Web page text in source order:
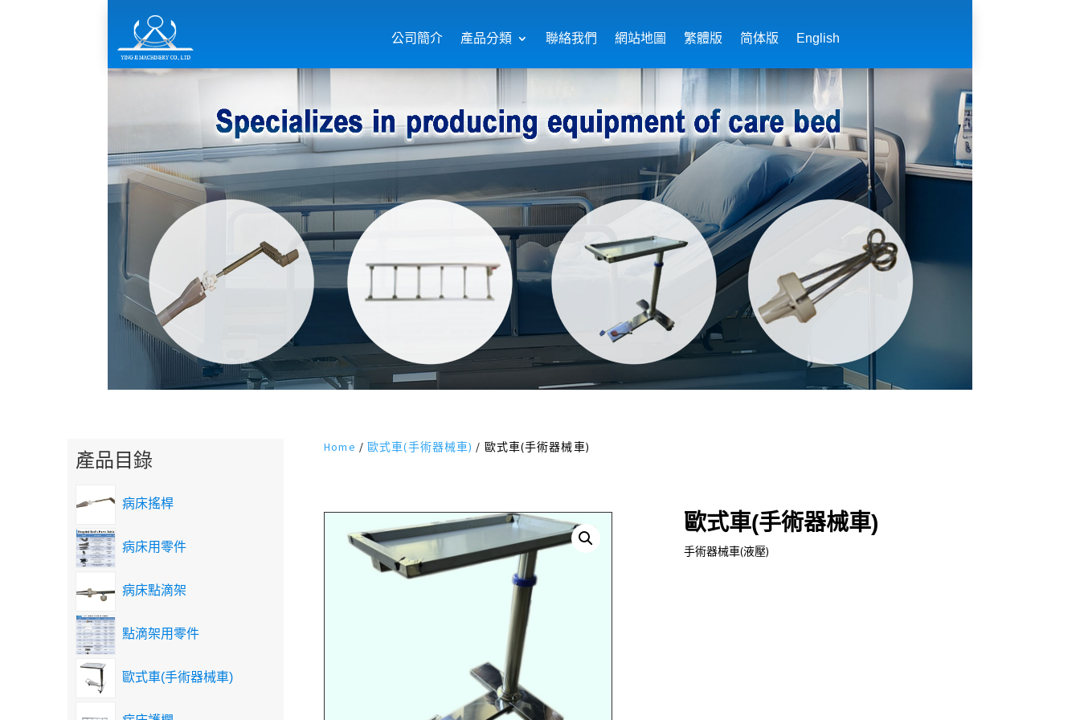
公司簡介 產品分類 聯絡我們 網站地圖 繁體版 简体版 English
產品目錄
病床搖桿
病床用零件
病床點滴架
點滴架用零件
歐式車(手術器械車)
Home /歐式車(手術器械車) / 歐式車(手術器械車)
歐式車(手術器械車)
手術器械車(液壓)